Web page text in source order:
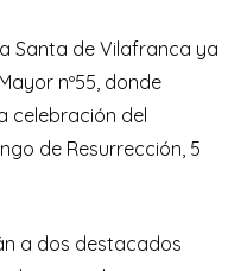
Santa de Vilafranca ya
nº55, donde
celebración del
de Resurrección, 5
a dos destacados